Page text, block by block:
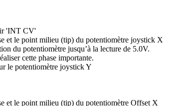
'INT CV'
et le point milieu (tip) du potentiomètre joystick X
du potentiomètre jusqu’à la lecture de 5.0V.
cette phase importante.
le potentiomètre joystick Y
et le point milieu (tip) du potentiomètre Offset X